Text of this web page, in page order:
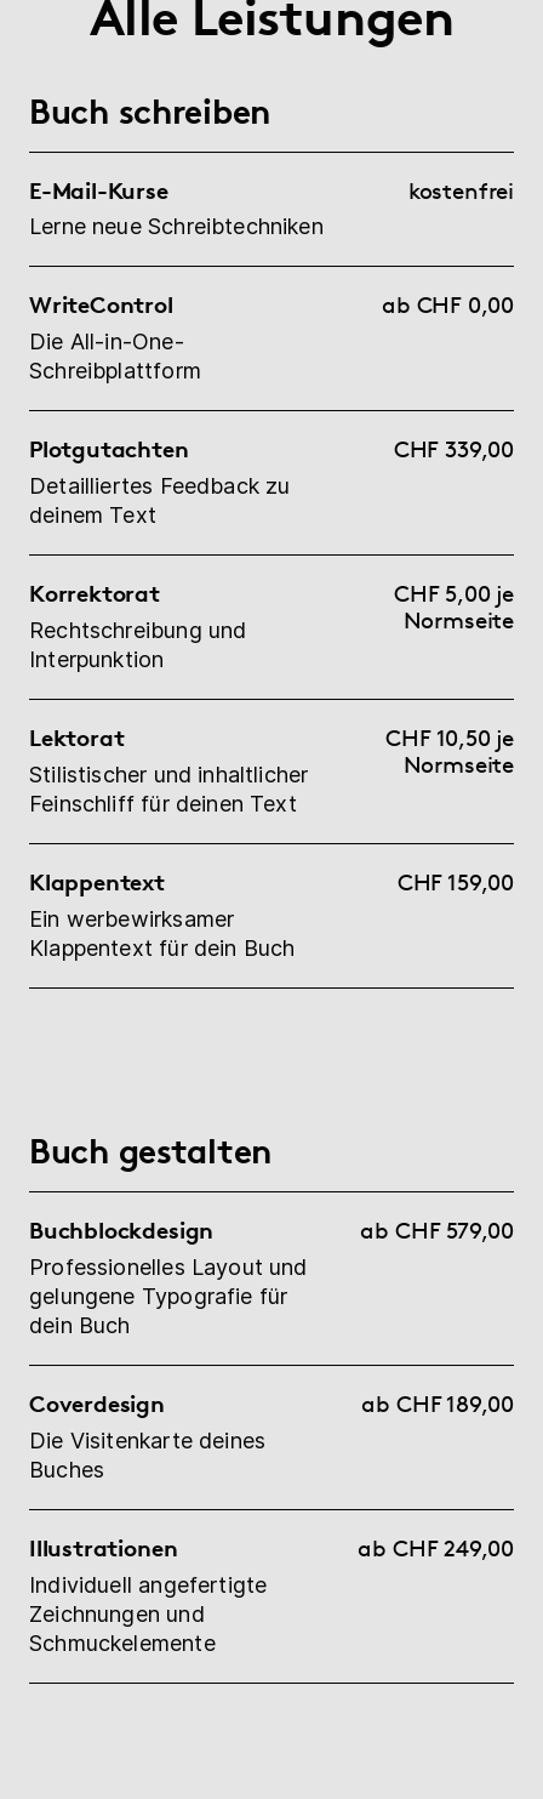
Alle Leistungen
Buch schreiben
E-Mail-Kurse
Lerne neue Schreibtechniken
kostenfrei
WriteControl
Die All-in-One-
Schreibplattform
ab CHF 0,00
Plotgutachten
Detailliertes Feedback zu
deinem Text
CHF 339,00
Korrektorat
Rechtschreibung und
Interpunktion
CHF 5,00 je
Normseite
Lektorat
Stilistischer und inhaltlicher
Feinschliff für deinen Text
CHF 10,50 je
Normseite
Klappentext
Ein werbewirksamer
Klappentext für dein Buch
CHF 159,00
Buch gestalten
Buchblockdesign
Professionelles Layout und
gelungene Typografie für
dein Buch
ab CHF 579,00
Coverdesign
Die Visitenkarte deines
Buches
ab CHF 189,00
Illustrationen
Individuell angefertigte
Zeichnungen und
Schmuckelemente
ab CHF 249,00